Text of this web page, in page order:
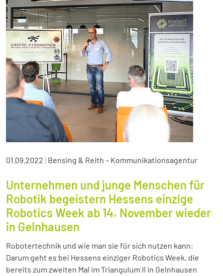
01.09.2022 | Bensing & Reith – Kommunikationsagentur
Unternehmen und junge Menschen für
Robotik begeistern Hessens einzige
Robotics Week ab 14. November wieder
in Gelnhausen
Robotertechnik und wie man sie für sich nutzen kann:
Darum geht es bei Hessens einziger Robotics Week, die
bereits zum zweiten Mal im Triangulum II in Gelnhausen